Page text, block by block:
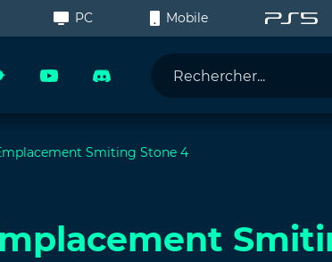
PC Mobile
Smiting Stone 4